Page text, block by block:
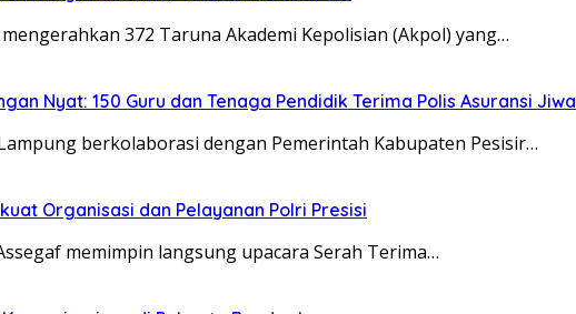
372 Taruna Akademi Kepolisian (Akpol) yang…
Nyat: 150 Guru dan Tenaga Pendidik Terima Polis Asuransi Jiwa
Lampung berkolaborasi dengan Pemerintah Kabupaten Pesisir…
Organisasi dan Pelayanan Polri Presisi
memimpin langsung upacara Serah Terima…